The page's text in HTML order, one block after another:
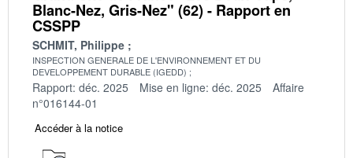
Blanc-Nez, Gris-Nez" (62) - Rapport en
CSSPP
SCHMIT, Philippe
INSPECTION GENERALE DE L'ENVIRONNEMENT ET DU
DEVELOPPEMENT DURABLE (IGEDD)
Rapport: déc. 2025 Mise en ligne: déc. 2025
Affaire
n°016144-01
Accéder à la notice